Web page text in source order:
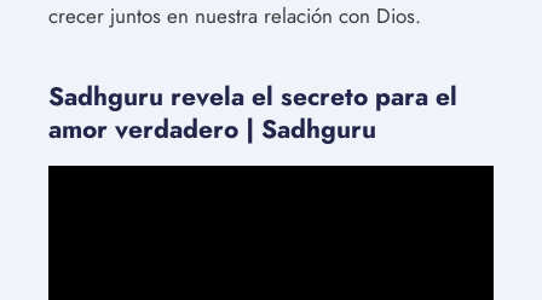
crecer juntos en nuestra relación con Dios.
Sadhguru revela el secreto para el
amor verdadero | Sadhguru